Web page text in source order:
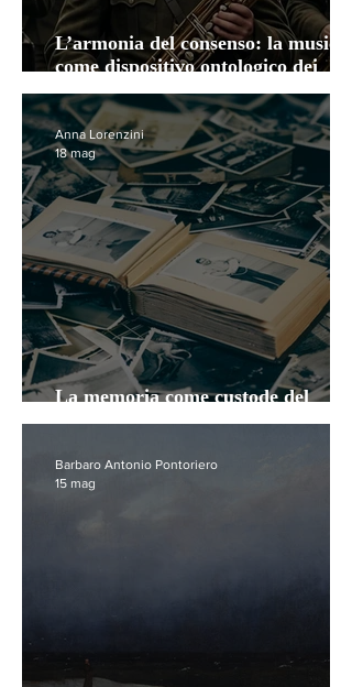
L’armonia del consenso: la musica
come dispositivo ontologico dei
totalitarismi
La memoria come custode del
tempo
Anna Lorenzini
18 mag
Barbaro Antonio Pontoriero
15 mag